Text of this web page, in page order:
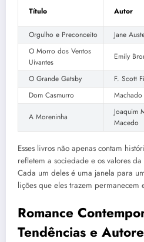
Título Autor
Orgulho e Preconceito
Jane
O Morro dos Ventos
Uivantes
Emily
O Grande Gatsby F. Scott
Dom Casmurro
A Moreninha
Joaquim
Macedo
Esses livros não apenas contam
refletem a sociedade e os valores
Cada um deles é uma janela para
lições que eles trazem permanecem
Romance
Tendências e